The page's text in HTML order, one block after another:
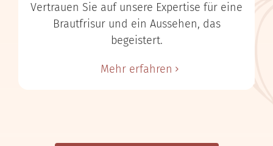
Vertrauen Sie auf unsere Expertise für eine
Brautfrisur und ein Aussehen, das
begeistert.
Mehr erfahren